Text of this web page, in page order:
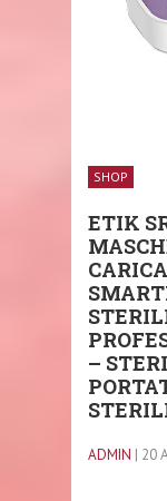
SHOP
ETIK
–
ADMIN | 20